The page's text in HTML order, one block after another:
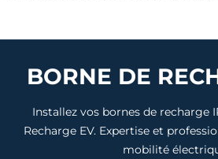
BORNE DE
Installez vos bornes de recharge
Recharge EV. Expertise et
mobilité